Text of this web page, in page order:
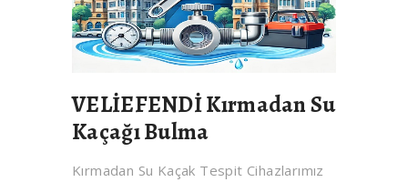
VELİEFENDİ Kırmadan Su
Kaçağı Bulma
Kırmadan Su Kaçak Tespit Cihazlarımız